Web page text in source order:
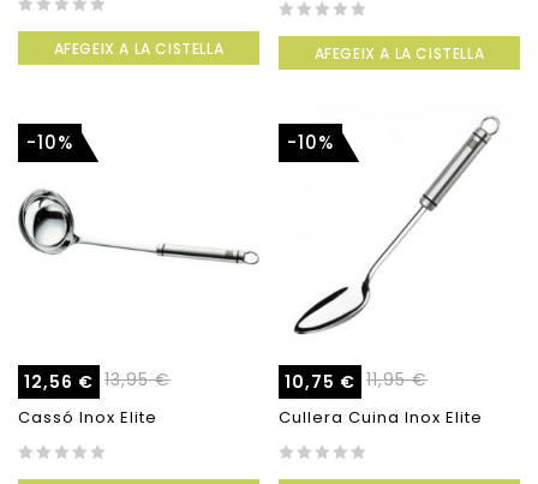
of
AFEGEIX A LA CISTELLA
of
AFEGEIX A LA CISTELLA
-10%
13,95€
12,56 €
Cassó Inox Elite
-10%
11,95€
10,75 €
Cullera Cuina Inox Elite